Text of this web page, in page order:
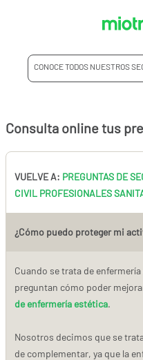
CONOCE TODOS NUESTROS
Consulta online tus
VUELVE A: PREGUNTAS DE
CIVIL PROFESIONALES
¿Cómo puedo proteger mi
Cuando se trata de
preguntan cómo poder
de enfermería estética.
Nosotros decimos que se
de complementar, ya que la